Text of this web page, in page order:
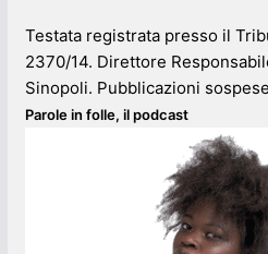
Testata registrata presso il
2370/14. Direttore
Sinopoli. Pubblicazioni
Parole in folle, il podcast